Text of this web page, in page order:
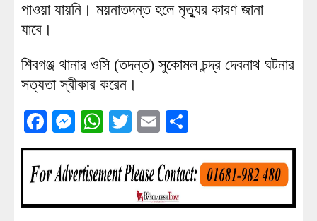
পাওয়া যায়নি। ময়নাতদন্ত হলে মৃত্যুর কারণ জানা
যাবে।
শিবগঞ্জ থানার ওসি (তদন্ত) সুকোমল চন্দ্র দেবনাথ ঘটনার
সত্যতা স্বীকার করেন।
Facebook
Messenger
WhatsApp
TwitterEmail